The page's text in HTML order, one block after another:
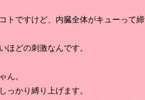
トですけど、内臓全体がキューって締
どの刺激なんです。
ん。
かり縛り上げます。